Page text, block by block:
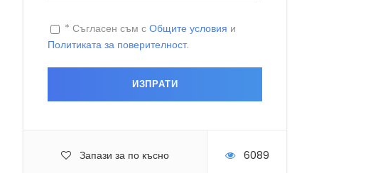
* Съгласен съм с Общите условия и
Политиката за поверителност.
Запази за по късно 6089